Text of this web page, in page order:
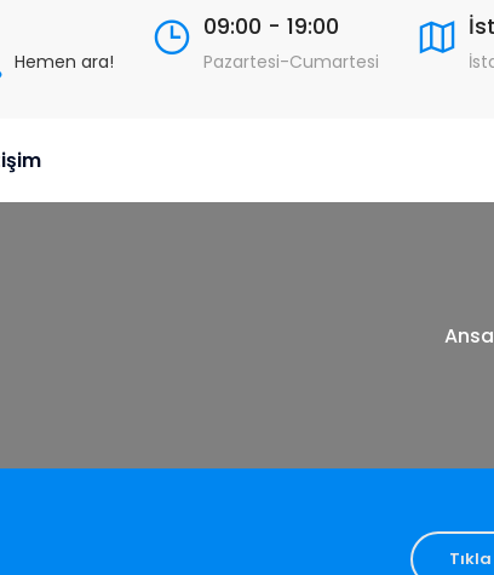
Hemen ara!
09:00 - 19:00
Pazartesi-Cumartesi